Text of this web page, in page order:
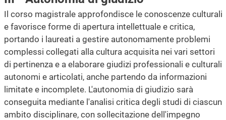
Il corso magistrale approfondisce le conoscenze culturali
e favorisce forme di apertura intellettuale e critica,
portando i laureati a gestire autonomamente problemi
complessi collegati alla cultura acquisita nei vari settori
di pertinenza e a elaborare giudizi professionali e culturali
autonomi e articolati, anche partendo da informazioni
limitate e incomplete. L'autonomia di giudizio sarà
conseguita mediante l'analisi critica degli studi di ciascun
ambito disciplinare, con sollecitazione dell'impegno